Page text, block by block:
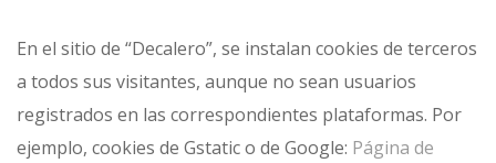
En el sitio de “Decalero”, se instalan cookies de terceros
a todos sus visitantes, aunque no sean usuarios
registrados en las correspondientes plataformas. Por
ejemplo, cookies de Gstatic o de Google: Página de